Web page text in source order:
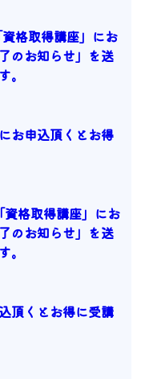
格取得講座」にお
のお知らせ」を送
。
お申込頂くとお得
資格取得講座」にお
のお知らせ」を送
。
頂くとお得に受講